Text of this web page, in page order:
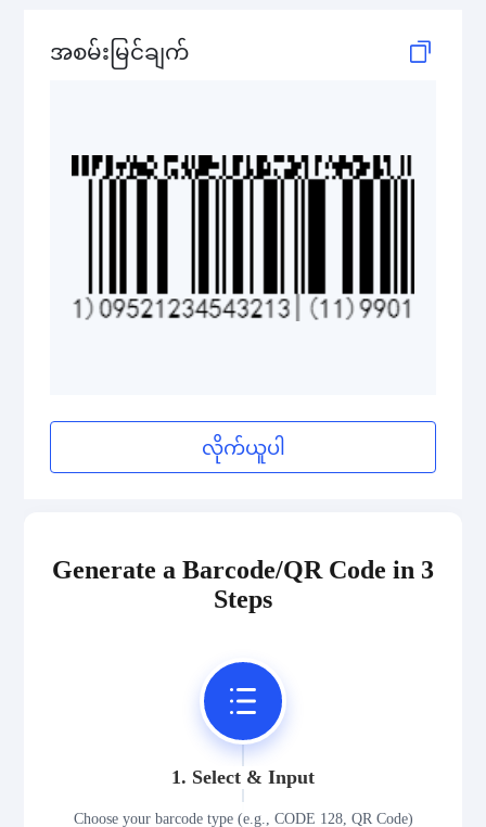
GS1 DataBar Truncated
အစမ်းမြင်ချက်
လိုက်ယူပါ
Generate a Barcode/QR Code in 3
Steps
1. Select & Input
Choose your barcode type (e.g., CODE 128, QR Code)